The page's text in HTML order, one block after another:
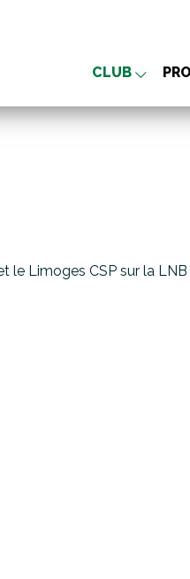
auCLUB PRO
le Limoges CSP sur la